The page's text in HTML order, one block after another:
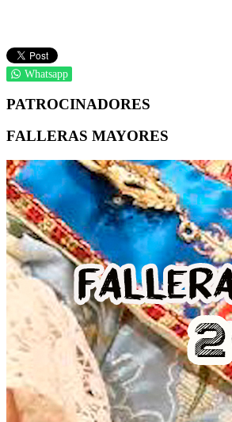
Whatsapp
PATROCINADORES
FALLERAS MAYORES